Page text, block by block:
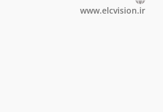
www.elcvision.ir